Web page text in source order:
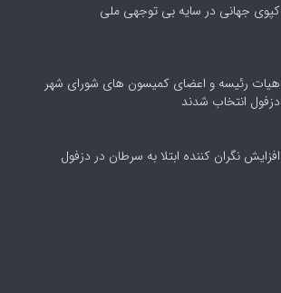
کپوی جهانی در سایه بی توجهی ملی
هیات رئیسه و اعضای کمیسون های شورای شهر
دزفول انتخاب شدند
افزایش نگران کننده ابتلا به سرطان در دزفول